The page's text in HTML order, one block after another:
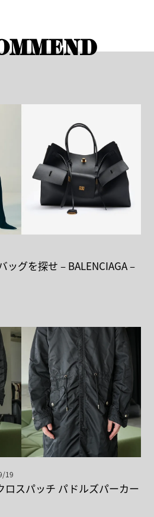
ッグを探せ – BALENCIAGA –
19
ロスパッチ パドルズパーカー